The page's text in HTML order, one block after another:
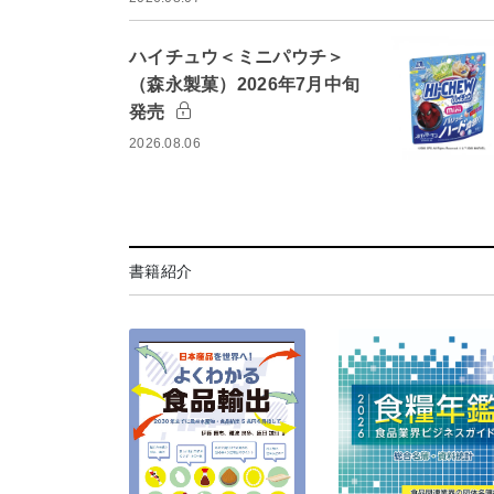
ハイチュウ＜ミニパウチ＞
（森永製菓）2026年7月中旬
発売
2026.08.06
書籍紹介